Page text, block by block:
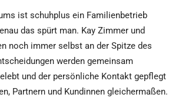
ist schuhplus ein Familienbetrieb
das spürt man. Kay Zimmer und
noch immer selbst an der Spitze des
werden gemeinsam
und der persönliche Kontakt gepflegt
Partnern und Kundinnen gleichermaßen.